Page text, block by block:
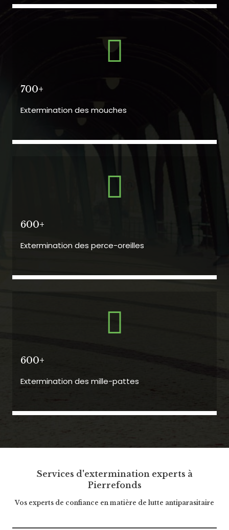
700+
Extermination des mouches
600+
Extermination des perce-oreilles
600+
Extermination des mille-pattes
Services d'extermination experts à
Pierrefonds
Vos experts de confiance en matière de lutte antiparasitaire